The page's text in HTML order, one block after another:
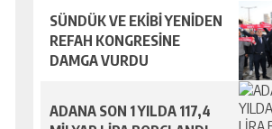
SÜNDÜK VE EKİBİ YENİDEN
REFAH KONGRESİNE
DAMGA VURDU
ADANA SON 1 YILDA 117,4